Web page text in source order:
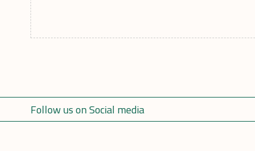
Follow us on Social media